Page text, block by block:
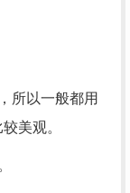
所以一般都用
美观。